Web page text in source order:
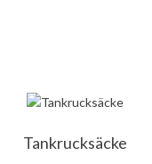
Tankrucksäcke